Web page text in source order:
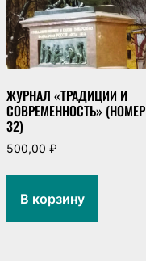
ЖУРНАЛ «ТРАДИЦИИ И
СОВРЕМЕННОСТЬ» (НОМЕР
32)
500,00 ₽
В корзину